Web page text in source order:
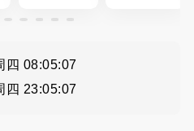
迎委托，多
案！
四 08:05:08
四 23:05:08